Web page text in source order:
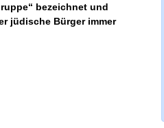
bezeichnet und
jüdische Bürger immer